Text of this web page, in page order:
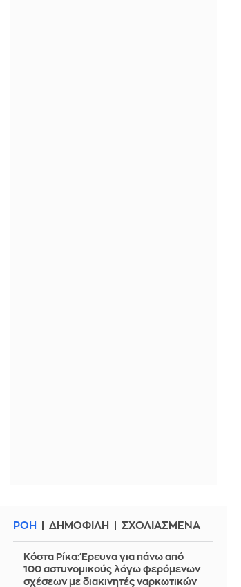
ΡΟΗ ΔΗΜΟΦΙΛΗ ΣΧΟΛΙΑΣΜΕΝΑ
Κόστα Ρίκα: Έρευνα για πάνω από
100 αστυνομικούς λόγω φερόμενων
σχέσεων με διακινητές ναρκωτικών